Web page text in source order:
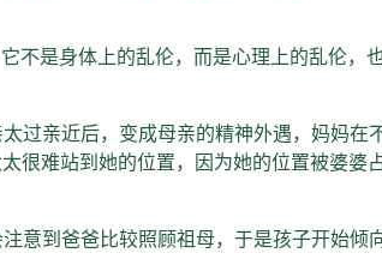
不是身体上的乱伦，而是心理上的乱伦
过亲近后，变成母亲的精神外遇，妈妈
很难站到她的位置，因为她的位置被婆
意到爸爸比较照顾祖母，于是孩子开始